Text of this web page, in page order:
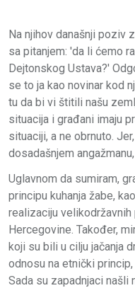
Na njihov današnji poziv
sa pitanjem: 'da li ćemo
Dejtonskog Ustava?'
se to ja kao novinar kod
tu da bi vi štitili našu
situacija i građani imaju
situaciji, a ne obrnuto.
dosadašnjem
Uglavnom da sumiram,
principu kuhanja žabe,
realizaciju
Hercegovine. Također,
koji su bili u cilju jačanja
odnosu na etnički
Sada su zapadnjaci našli